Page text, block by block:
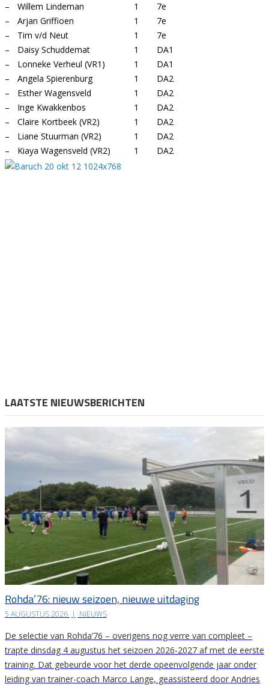
–
Willem Lindeman 1
7e
–
Arjan Griffioen 1
7e
–
Tim v/d Neut 1
7e
–
Daisy Schuddemat 1
DA1
–
Lonneke Verheul (VR1) 1
DA1
–
Angela Spierenburg 1
DA2
–
Esther Wagensveld 1
DA2
–
Inge Kwakkenbos 1
DA2
–
Claire Kortbeek (VR2) 1
DA2
–
Liane Stuurman (VR2) 1
DA2
–
Kiaya Wagensveld (VR2) 1 DA2
LAATSTE NIEUWSBERICHTEN
Rohda’76: nieuw seizoen, nieuwe uitdaging
5 AUGUSTUS 2026 | NIEUWS
De selectie van Rohda’76 – overigens nog verre van compleet –
trapte dinsdag 4 augustus het seizoen 2026-2027 af met de eerste
training. Dat gebeurde voor het derde opeenvolgende jaar onder
leiding van trainer-coach Marco Lange, geassisteerd door Andries